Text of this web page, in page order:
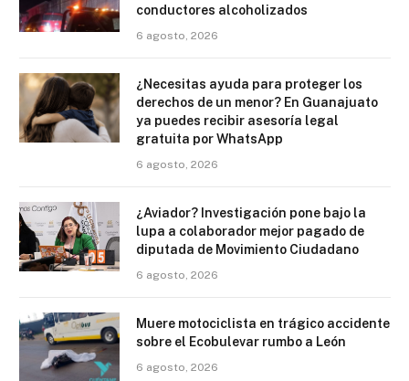
conductores alcoholizados
6 agosto, 2026
¿Necesitas ayuda para proteger los
derechos de un menor? En Guanajuato
ya puedes recibir asesoría legal
gratuita por WhatsApp
6 agosto, 2026
¿Aviador? Investigación pone bajo la
lupa a colaborador mejor pagado de
diputada de Movimiento Ciudadano
6 agosto, 2026
Muere motociclista en trágico accidente
sobre el Ecobulevar rumbo a León
6 agosto, 2026